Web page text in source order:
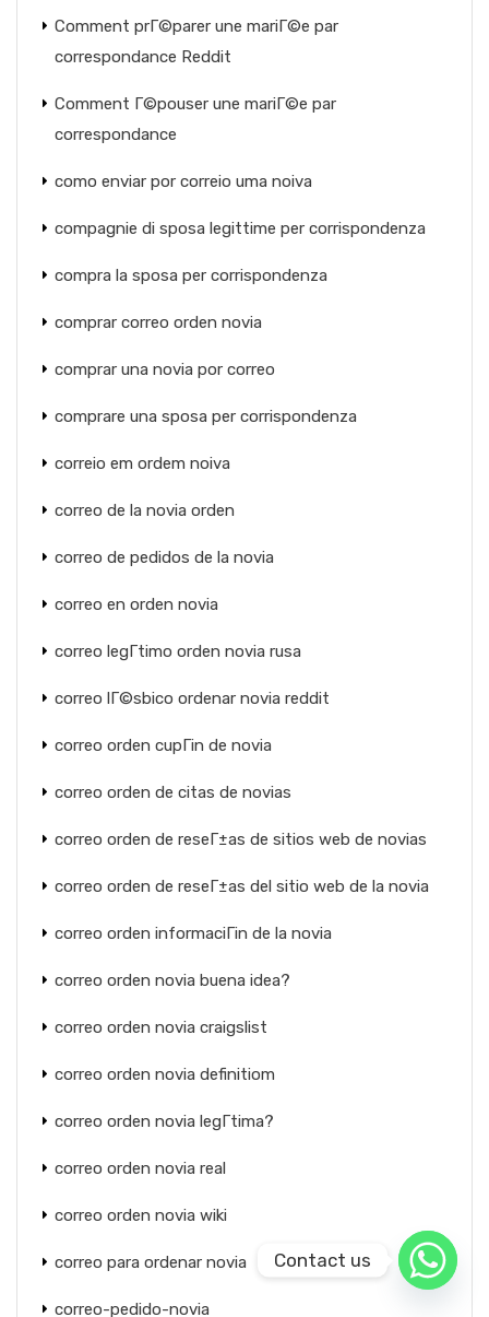
Comment prГ©parer une mariГ©e par
correspondance Reddit
Comment Г©pouser une mariГ©e par
correspondance
como enviar por correio uma noiva
compagnie di sposa legittime per corrispondenza
compra la sposa per corrispondenza
comprar correo orden novia
comprar una novia por correo
comprare una sposa per corrispondenza
correio em ordem noiva
correo de la novia orden
correo de pedidos de la novia
correo en orden novia
correo legГ­timo orden novia rusa
correo lГ©sbico ordenar novia reddit
correo orden cupГіn de novia
correo orden de citas de novias
correo orden de reseГ±as de sitios web de novias
correo orden de reseГ±as del sitio web de la novia
correo orden informaciГіn de la novia
correo orden novia buena idea?
correo orden novia craigslist
correo orden novia definitiom
correo orden novia legГ­tima?
correo orden novia real
correo orden novia wiki
correo para ordenar novia
correo-pedido-novia
Contact us